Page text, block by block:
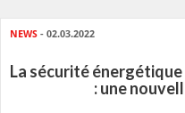
NEWS - 02.03.2022
La sécurité
: une